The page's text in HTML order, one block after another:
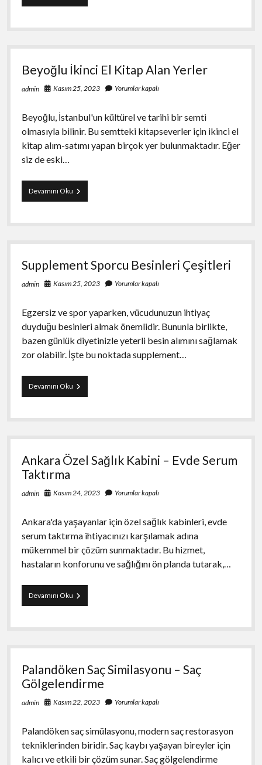
Doğrulama
–
SMS
Beyoğlu İkinci El Kitap Alan Yerler
admin Kasım 25, 2023 Yorumlar kapalı
Beyoğlu, İstanbul'un kültürel ve tarihi bir semti
olmasıyla bilinir. Bu semtteki kitapseverler için ikinci el
kitap alım-satımı yapan birçok yer bulunmaktadır. Eğer
siz de eski…
Devamını OkuBeyoğlu
İkinci
Kitap
Yerler
Supplement Sporcu Besinleri Çeşitleri
admin Kasım 25, 2023 Yorumlar kapalı
Egzersiz ve spor yaparken, vücudunuzun ihtiyaç
duyduğu besinleri almak önemlidir. Bununla birlikte,
bazen günlük diyetinizle yeterli besin alımını sağlamak
zor olabilir. İşte bu noktada supplement…
Devamını OkuSupplement
Sporcu
Çeşitleri
Ankara Özel Sağlık Kabini – Evde Serum
Taktırma
admin Kasım 24, 2023 Yorumlar kapalı
Ankara'da yaşayanlar için özel sağlık kabinleri, evde
serum taktırma ihtiyacınızı karşılamak adına
mükemmel bir çözüm sunmaktadır. Bu hizmet,
hastaların konforunu ve sağlığını ön planda tutarak,…
Devamını OkuAnkara
Özel
Kabini
Evde
Taktırma
Palandöken Saç Similasyonu – Saç
Gölgelendirme
admin Kasım 22, 2023 Yorumlar kapalı
Palandöken saç simülasyonu, modern saç restorasyon
tekniklerinden biridir. Saç kaybı yaşayan bireyler için
kalıcı ve etkili bir çözüm sunar. Saç gölgelendirme